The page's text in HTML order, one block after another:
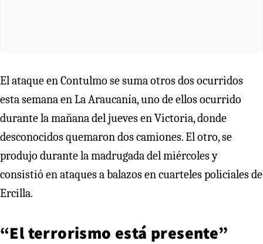
El ataque en Contulmo se suma otros dos ocurridos
esta semana en La Araucanía, uno de ellos ocurrido
durante la mañana del jueves en Victoria, donde
desconocidos quemaron dos camiones. El otro, se
produjo durante la madrugada del miércoles y
consistió en ataques a balazos en cuarteles policiales de
Ercilla.
“El terrorismo está presente”